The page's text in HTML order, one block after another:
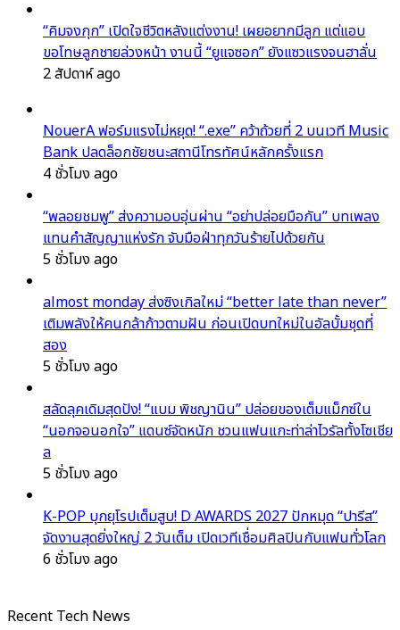
“คิมจงกุก” เปิดใจชีวิตหลังแต่งงาน! เผยอยากมีลูก แต่แอบ
ขอโทษลูกชายล่วงหน้า งานนี้ “ยูแจซอก” ยังแซวแรงจนฮาลั่น
2 สัปดาห์ ago
NouerA ฟอร์มแรงไม่หยุด! “.exe” คว้าถ้วยที่ 2 บนเวที Music
Bank ปลดล็อกชัยชนะสถานีโทรทัศน์หลักครั้งแรก
4 ชั่วโมง ago
“พลอยชมพู” ส่งความอบอุ่นผ่าน “อย่าปล่อยมือกัน” บทเพลง
แทนคำสัญญาแห่งรัก จับมือฝ่าทุกวันร้ายไปด้วยกัน
5 ชั่วโมง ago
almost monday ส่งซิงเกิลใหม่ “better late than never”
เติมพลังให้คนกล้าก้าวตามฝัน ก่อนเปิดบทใหม่ในอัลบั้มชุดที่
สอง
5 ชั่วโมง ago
สลัดลุคเดิมสุดปัง! “แบม พิชญานิน” ปล่อยของเต็มแม็กซ์ใน
“นอกจอนอกใจ” แดนซ์จัดหนัก ชวนแฟนแกะท่าล่าไวรัลทั้งโซเชีย
ล
5 ชั่วโมง ago
K-POP บุกยุโรปเต็มสูบ! D AWARDS 2027 ปักหมุด “ปารีส”
จัดงานสุดยิ่งใหญ่ 2 วันเต็ม เปิดเวทีเชื่อมศิลปินกับแฟนทั่วโลก
6 ชั่วโมง ago
Recent Tech News